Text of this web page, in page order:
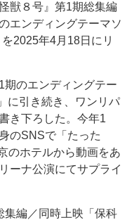
獣８号』第1期総集編
エンディングテーマソ
2025年4月18日にリ
のエンディングテー
に引き続き、ワンリパ
き下ろした。今年1
のSNSで「たった
のホテルから動画をあ
ーナ公演にてサプライ
編／同時上映「保科